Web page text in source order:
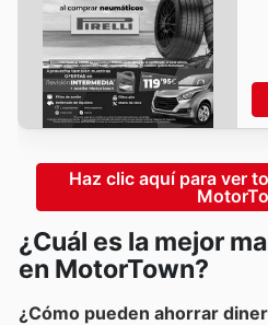
Haz clic aquí para ver
¿Cuál es la mejor
en MotorTown?
¿Cómo pueden ahorrar